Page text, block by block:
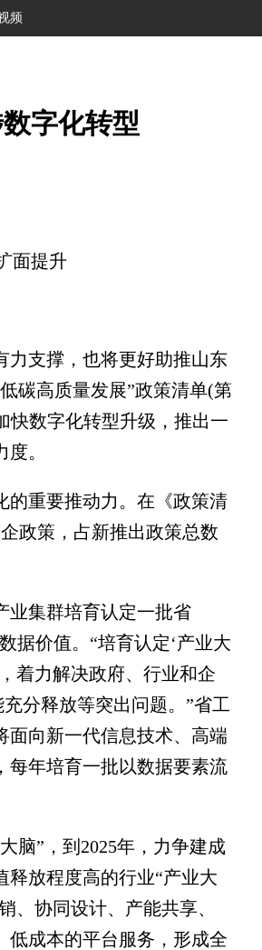
频
字化转型
面提升
支撑，也将更好助推山东
碳高质量发展”政策清单(第
快数字化转型升级，推出一
。
重要推动力。在《政策清
政策，占新推出政策总数
集群培育认定一批省
据价值。“培育认定‘产业大
着力解决政府、行业和企
分释放等突出问题。”省工
面向新一代信息技术、高端
每年培育一批以数据要素流
”，到2025年，力争建成
释放程度高的行业“产业大
、协同设计、产能共享、
低成本的平台服务，形成全